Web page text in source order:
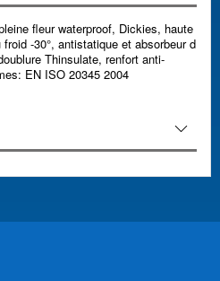
fleur waterproof, Dickies, haute
-30°, antistatique et absorbeur d
Thinsulate, renfort anti-
EN ISO 20345 2004